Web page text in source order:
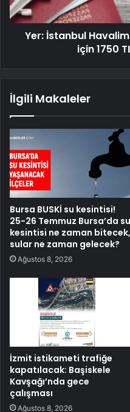
Yer: İstanbul
için 1750
İlgili Makaleler
Bursa BUSKİ su kesintisi!
25-26 Temmuz Bursa’da su
kesintisi ne zaman bitecek,
sular ne zaman gelecek?
Ağustos 8, 2026
İzmit istikameti trafiğe
kapatılacak: Başiskele
Kavşağı’nda gece
çalışması
Ağustos 8, 2026